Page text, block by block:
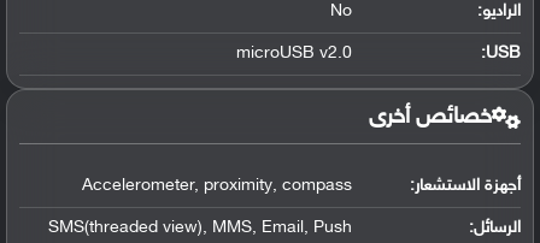
الراديو: No
USB
:
microUSB v2.0
خصائص أخرى
أجهزة الاستشعار: Accelerometer, proximity, compass
الرسائل:
SMS(threaded view), MMS, Email, Push